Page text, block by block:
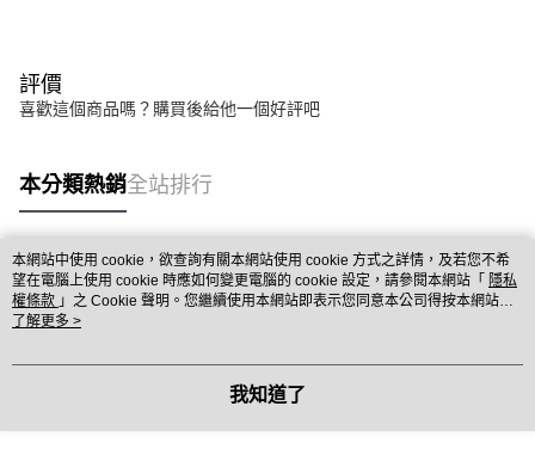
評價
喜歡這個商品嗎？購買後給他一個好評吧
本分類熱銷全站排行
熱門標籤
本網站中使用 cookie，欲查詢有關本網站使用 cookie 方式之詳情，及若您不希
望在電腦上使用 cookie 時應如何變更電腦的 cookie 設定，請參閱本網站「 隱私
權條款 」之 Cookie 聲明。您繼續使用本網站即表示您同意本公司得按本網站使
用條款之 Cookie 聲明使用 cookie。
了解更多 >
我知道了